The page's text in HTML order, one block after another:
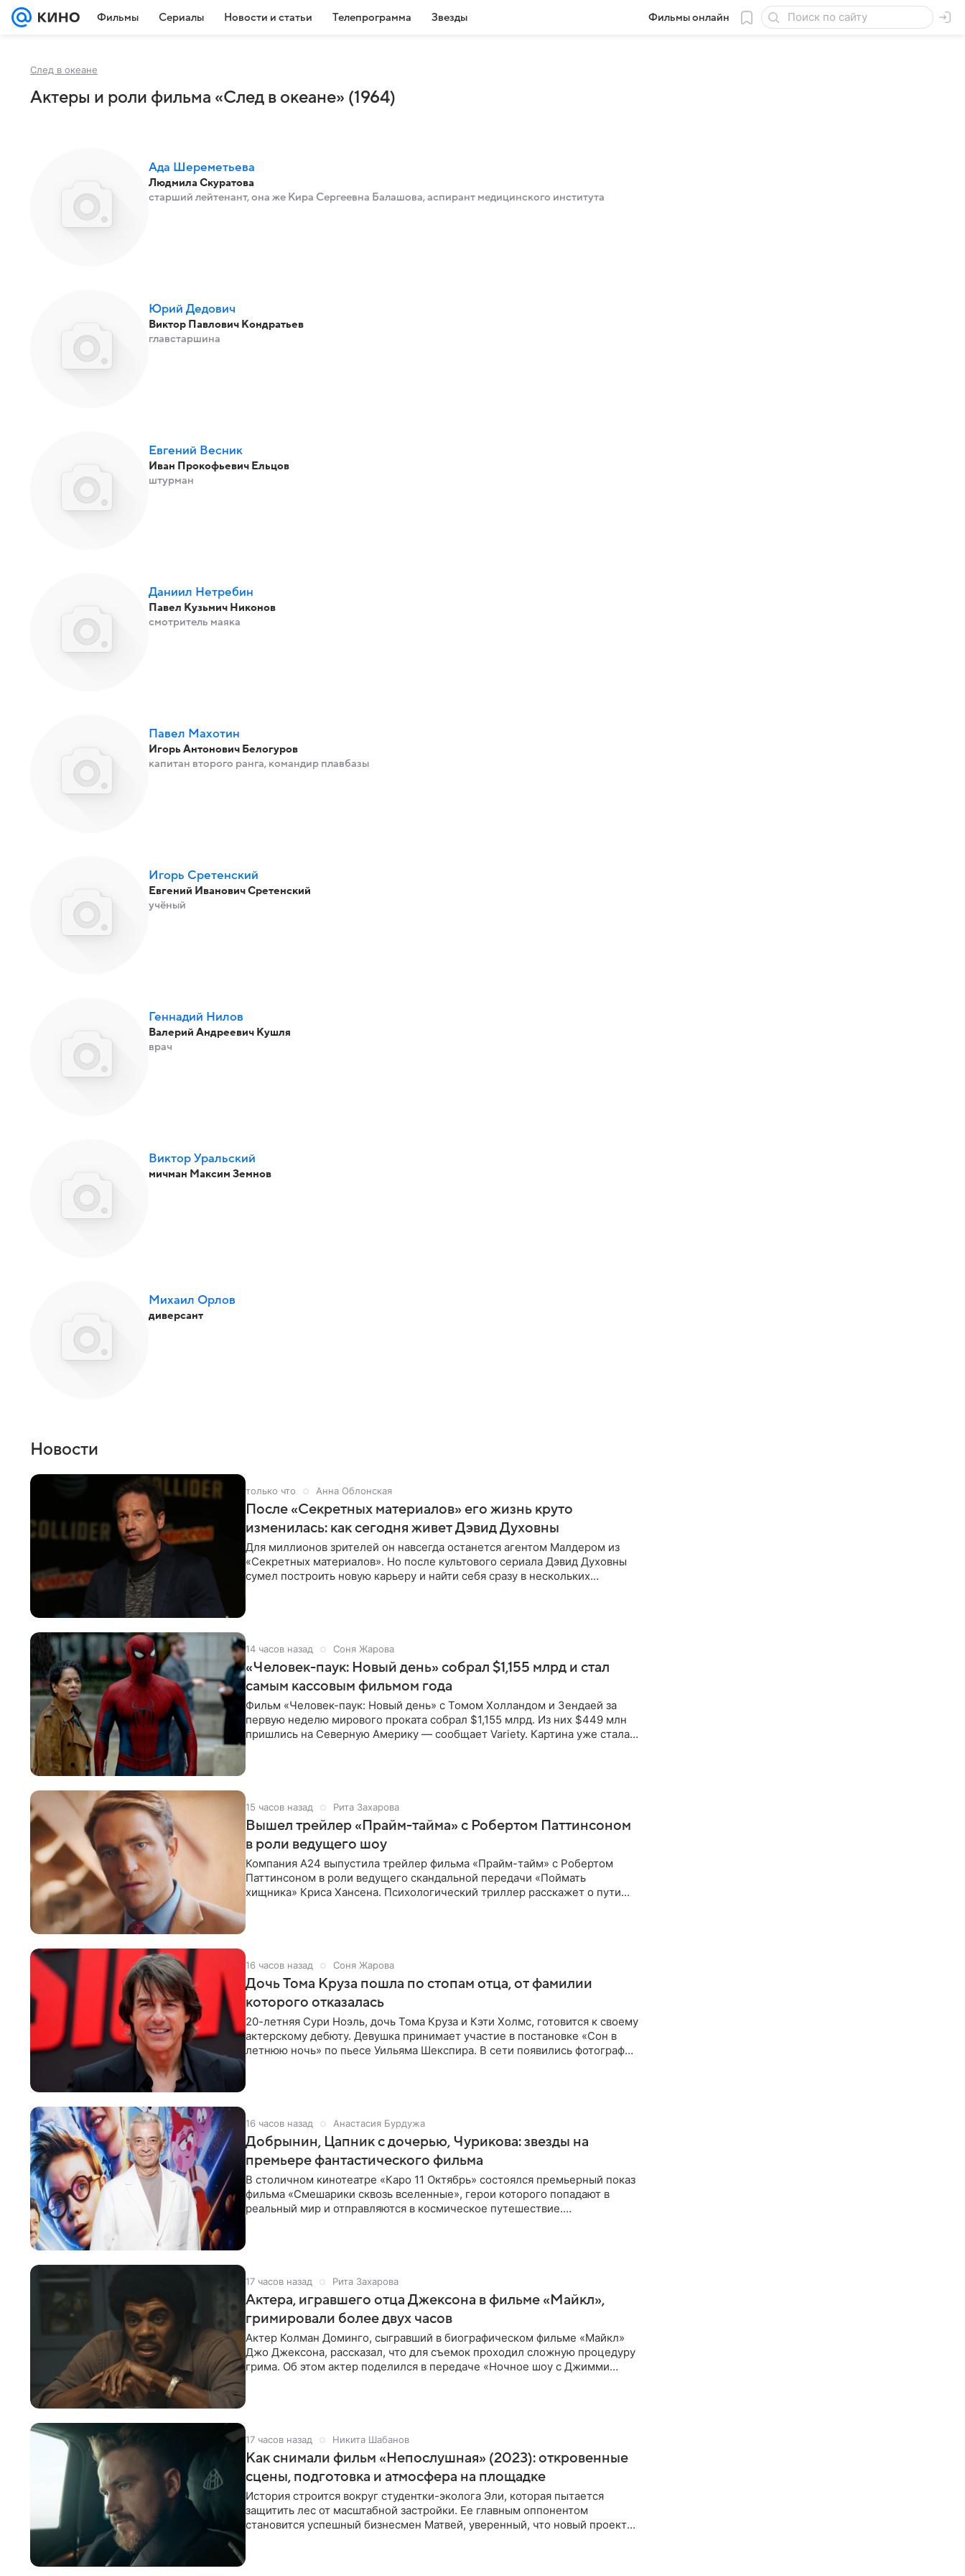
Фильмы Сериалы Новости и статьи Телепрограмма Звезды Фильмы онлайн
След в океане
Актеры и роли фильма «След в океане» (1964)
Ада Шереметьева
Людмила Скуратова
старший лейтенант, она же Кира Сергеевна Балашова, аспирант медицинского института
Юрий Дедович
Виктор Павлович Кондратьев
главстаршина
Евгений Весник
Иван Прокофьевич Ельцов
штурман
Даниил Нетребин
Павел Кузьмич Никонов
смотритель маяка
Павел Махотин
Игорь Антонович Белогуров
капитан второго ранга, командир плавбазы
Игорь Сретенский
Евгений Иванович Сретенский
учёный
Геннадий Нилов
Валерий Андреевич Кушля
врач
Виктор Уральский
мичман Максим Земнов
Михаил Орлов
диверсант
Новости
только что Анна Облонская
После «Секретных материалов» его жизнь круто
изменилась: как сегодня живет Дэвид Духовны
Для миллионов зрителей он навсегда останется агентом Малдером из
«Секретных материалов». Но после культового сериала Дэвид Духовны
сумел построить новую карьеру и найти себя сразу в нескольких
14 часов назад Соня Жарова
«Человек-паук: Новый день» собрал $1,155 млрд и стал
самым кассовым фильмом года
Фильм «Человек-паук: Новый день» с Томом Холландом и Зендаей за
первую неделю мирового проката собрал $1,155 млрд. Из них $449 млн
пришлись на Северную Америку — сообщает Variety. Картина уже стала
15 часов назад Рита Захарова
Вышел трейлер «Прайм-тайма» с Робертом Паттинсоном
в роли ведущего шоу
Компания A24 выпустила трейлер фильма «Прайм-тайм» с Робертом
Паттинсоном в роли ведущего скандальной передачи «Поймать
хищника» Криса Хансена. Психологический триллер расскажет о пути
16 часов назад Соня Жарова
Дочь Тома Круза пошла по стопам отца, от фамилии
которого отказалась
20-летняя Сури Ноэль, дочь Тома Круза и Кэти Холмс, готовится к своему
актерскому дебюту. Девушка принимает участие в постановке «Сон в
летнюю ночь» по пьесе Уильяма Шекспира. В сети появились фотографии
16 часов назад Анастасия Бурдужа
Добрынин, Цапник с дочерью, Чурикова: звезды на
премьере фантастического фильма
В столичном кинотеатре «Каро 11 Октябрь» состоялся премьерный показ
фильма «Смешарики сквозь вселенные», герои которого попадают в
реальный мир и отправляются в космическое путешествие.
17 часов назад Рита Захарова
Актера, игравшего отца Джексона в фильме «Майкл»,
гримировали более двух часов
Актер Колман Доминго, сыгравший в биографическом фильме «Майкл»
Джо Джексона, рассказал, что для съемок проходил сложную процедуру
грима. Об этом актер поделился в передаче «Ночное шоу с Джимми
17 часов назад Никита Шабанов
Как снимали фильм «Непослушная» (2023): откровенные
сцены, подготовка и атмосфера на площадке
История строится вокруг студентки-эколога Эли, которая пытается
защитить лес от масштабной застройки. Ее главным оппонентом
становится успешный бизнесмен Матвей, уверенный, что новый проект